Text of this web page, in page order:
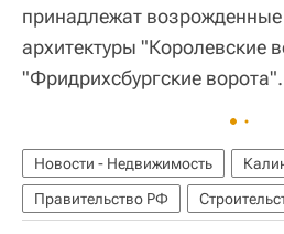
принадлежат
архитектуры "Королевские
"Фридрихсбургские ворота".
Новости - Недвижимость
Правительство РФ